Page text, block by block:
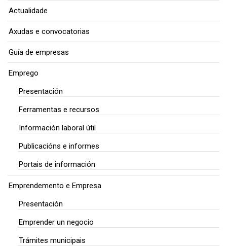
Actualidade
Axudas e convocatorias
Guía de empresas
Emprego
Presentación
Ferramentas e recursos
Información laboral útil
Publicacións e informes
Portais de información
Emprendemento e Empresa
Presentación
Emprender un negocio
Trámites municipais